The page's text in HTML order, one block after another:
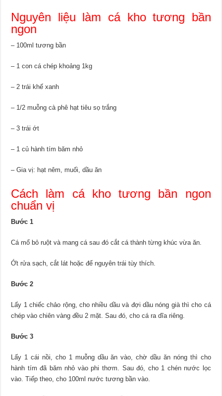
Nguyên liệu làm cá kho tương bần
ngon
– 100ml tương bần
– 1 con cá chép khoảng 1kg
– 2 trái khế xanh
– 1/2 muỗng cà phê hạt tiêu sọ trắng
– 3 trái ớt
– 1 củ hành tím băm nhỏ
– Gia vị: hạt nêm, muối, dầu ăn
Cách làm cá kho tương bần ngon
chuẩn vị
Bước 1
Cá mổ bỏ ruột và mang cá sau đó cắt cá thành từng khúc vừa ăn.
Ớt rửa sạch, cắt lát hoặc để nguyên trái tùy thích.
Bước 2
Lấy 1 chiếc chảo rộng, cho nhiều dầu và đợi dầu nóng già thì cho cá
chép vào chiên vàng đều 2 mặt. Sau đó, cho cá ra dĩa riêng.
Bước 3
Lấy 1 cái nồi, cho 1 muỗng dầu ăn vào, chờ dầu ăn nóng thì cho
hành tím đã băm nhỏ vào phi thơm. Sau đó, cho 1 chén nước lọc
vào. Tiếp theo, cho 100ml nước tương bần vào.